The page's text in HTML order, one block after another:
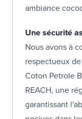
ambiance
Une sécurité
Nous avons à
respectueux
Coton Petrole
REACH, une
garantissant